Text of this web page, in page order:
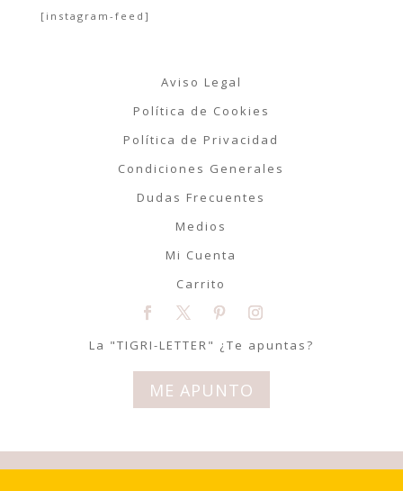
[instagram-feed]
Aviso Legal
Política de Cookies
Política de Privacidad
Condiciones Generales
Dudas Frecuentes
Medios
Mi Cuenta
Carrito
La "TIGRI-LETTER" ¿Te apuntas?
ME APUNTO